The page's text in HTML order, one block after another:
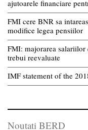
ajutoarele financiare
FMI cere BNR sa
modifice legea pensiilor
FMI: majorarea
trebui reevaluate
IMF statement of the
Noutati BERD